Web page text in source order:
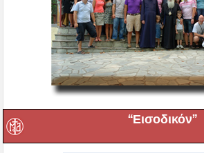
“Εισοδικόν”